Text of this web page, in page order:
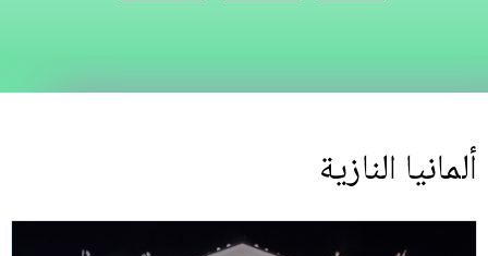
ألمانيا النازية